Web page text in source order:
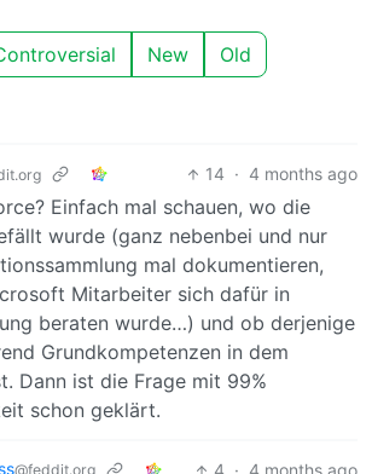
New Old
14 · 4 months ago
Einfach mal schauen, wo die
wurde (ganz nebenbei und nur
mal dokumentieren,
Mitarbeiter sich dafür in
beraten wurde…) und ob derjenige
Grundkompetenzen in dem
Dann ist die Frage mit 99%
schon geklärt.
@feddit.org